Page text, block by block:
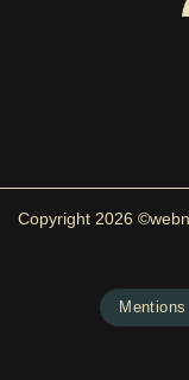
Copyright 2026